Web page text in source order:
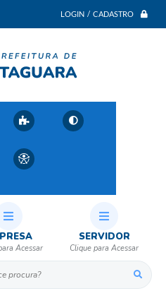
LOGIN / CADASTRO
SERVIDOR